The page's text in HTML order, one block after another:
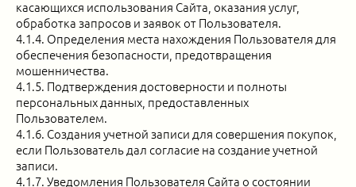
касающихся использования Сайта, оказания услуг,
обработка запросов и заявок от Пользователя.
4.1.4. Определения места нахождения Пользователя для
обеспечения безопасности, предотвращения
мошенничества.
4.1.5. Подтверждения достоверности и полноты
персональных данных, предоставленных
Пользователем.
4.1.6. Создания учетной записи для совершения покупок,
если Пользователь дал согласие на создание учетной
записи.
4.1.7. Уведомления Пользователя Сайта о состоянии